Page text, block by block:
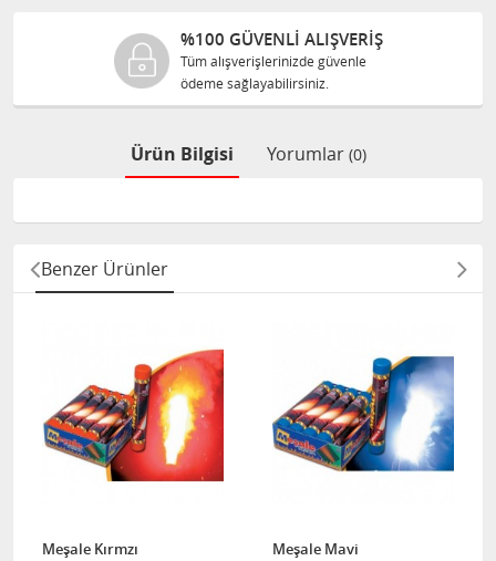
%100 GÜVENLİ ALIŞVERİŞ
Tüm alışverişlerinizde güvenle
ödeme sağlayabilirsiniz.
Ürün Bilgisi Yorumlar (0)
Benzer Ürünler
Meşale Kırmzı Meşale Mavi